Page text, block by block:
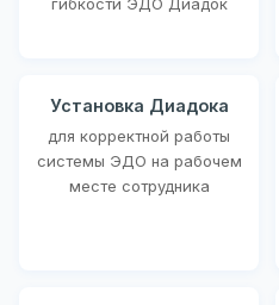
Установка Диадока
для корректной работы
системы ЭДО на рабочем
месте сотрудника